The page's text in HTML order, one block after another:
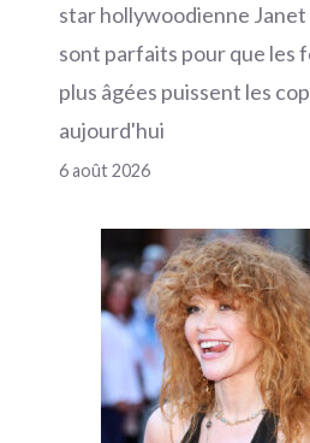
star hollywoodienne Janet
sont parfaits pour que les
plus âgées puissent les
aujourd'hui
6 août 2026